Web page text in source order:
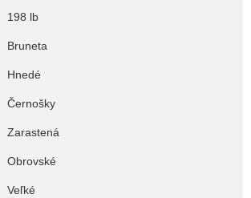
198 lb
Bruneta
Hnedé
Černošky
Zarastená
Obrovské
Veľké